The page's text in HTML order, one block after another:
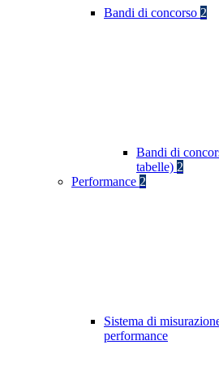
Bandi di concorso 2
Bandi di
tabelle) 2
Performance 2
Sistema di
performance